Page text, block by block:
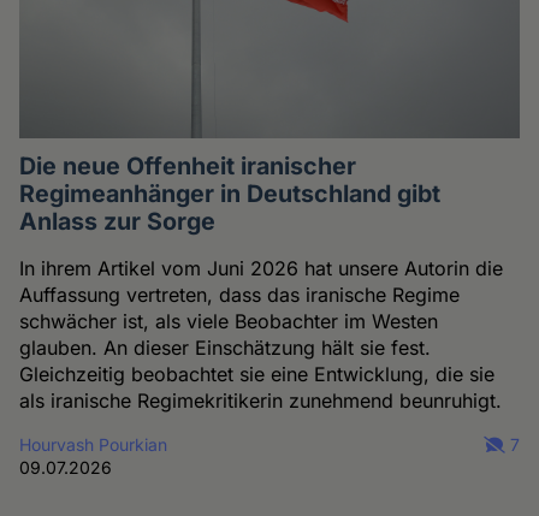
Die neue Offenheit iranischer
Regimeanhänger in Deutschland gibt
Anlass zur Sorge
In ihrem Artikel vom Juni 2026 hat unsere Autorin die
Auffassung vertreten, dass das iranische Regime
schwächer ist, als viele Beobachter im Westen
glauben. An dieser Einschätzung hält sie fest.
Gleichzeitig beobachtet sie eine Entwicklung, die sie
als iranische Regimekritikerin zunehmend beunruhigt.
Hourvash Pourkian
09.07.2026
7